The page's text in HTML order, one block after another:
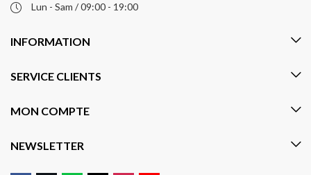
Lun - Sam / 09:00 - 19:00
INFORMATION
SERVICE CLIENTS
MON COMPTE
NEWSLETTER